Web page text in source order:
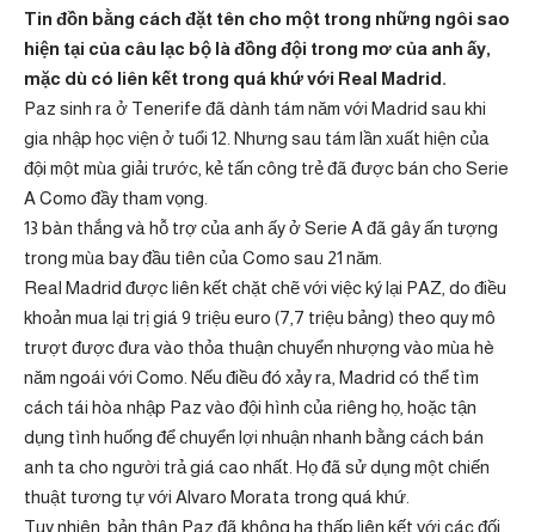
Tin đồn bằng cách đặt tên cho một trong những ngôi sao
hiện tại của câu lạc bộ là đồng đội trong mơ của anh ấy,
mặc dù có liên kết trong quá khứ với Real Madrid.
Paz sinh ra ở Tenerife đã dành tám năm với Madrid sau khi
gia nhập học viện ở tuổi 12. Nhưng sau tám lần xuất hiện của
đội một mùa giải trước, kẻ tấn công trẻ đã được bán cho Serie
A Como đầy tham vọng.
13 bàn thắng và hỗ trợ của anh ấy ở Serie A đã gây ấn tượng
trong mùa bay đầu tiên của Como sau 21 năm.
Real Madrid được liên kết chặt chẽ với việc ký lại PAZ, do điều
khoản mua lại trị giá 9 triệu euro (7,7 triệu bảng) theo quy mô
trượt được đưa vào thỏa thuận chuyển nhượng vào mùa hè
năm ngoái với Como. Nếu điều đó xảy ra, Madrid có thể tìm
cách tái hòa nhập Paz vào đội hình của riêng họ, hoặc tận
dụng tình huống để chuyển lợi nhuận nhanh bằng cách bán
anh ta cho người trả giá cao nhất. Họ đã sử dụng một chiến
thuật tương tự với Alvaro Morata trong quá khứ.
Tuy nhiên, bản thân Paz đã không hạ thấp liên kết với các đối